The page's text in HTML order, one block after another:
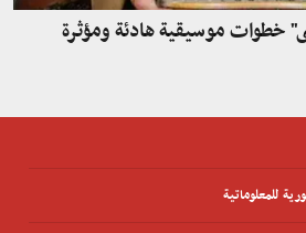
خطوات موسيقية هادئة ومؤثرة
للمعلوماتية